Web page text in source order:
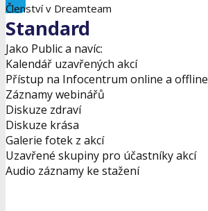
Členství v Dreamteam
Standard
Jako Public a navíc:
Kalendář uzavřených akcí
Přístup na Infocentrum online a offline
Záznamy webinářů
Diskuze zdraví
Diskuze krása
Galerie fotek z akcí
Uzavřené skupiny pro účastníky akcí
Audio záznamy ke stažení